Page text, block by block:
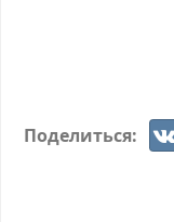
Поделиться: